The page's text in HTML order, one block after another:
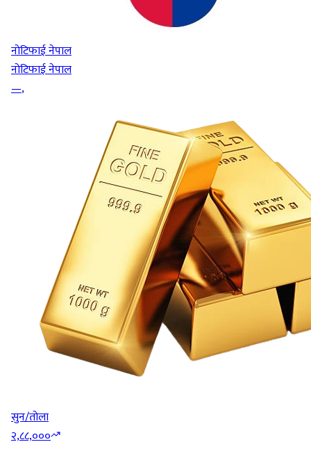
नोटिफाई नेपाल
नोटिफाई नेपाल
—,
सुन/तोला
२,८८,०००